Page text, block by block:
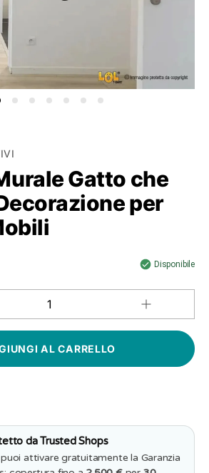
Gatto che
per
Disponibile
Aumenta
quantità
Pareti
Mobili
da Trusted Shops
puoi attivare gratuitamente la Garanzia